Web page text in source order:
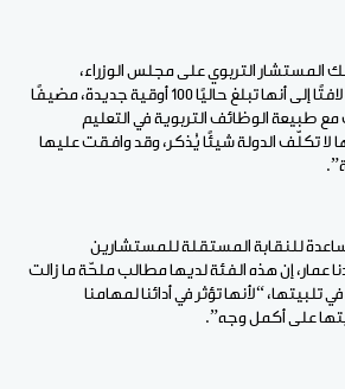
المستشار التربوي على مجلس الوزراء،
ومراجعة علاوة الوظيفة، لافتًا إلى أنها تبلغ حاليًا 100 أوقية جديدة، مضيفًا
مع طبيعة الوظائف التربوية في التعليم
لا تكلّف الدولة شيئًا يُذكر، وقد وافقت عليها
للنقابة المستقلة للمستشارين
عمار، إن هذه الفئة لديها مطالب ملحّة ما زالت
تلبيتها، “لأنها تؤثر في أدائنا لمهامنا
على أكمل وجه”.